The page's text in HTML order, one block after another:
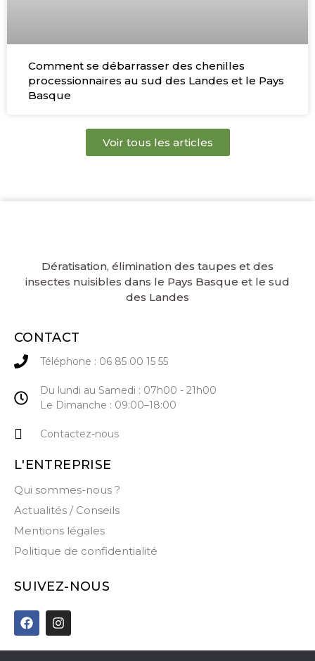
Comment se débarrasser des chenilles
processionnaires au sud des Landes et le Pays
Basque
Voir tous les articles
Dératisation, élimination des taupes et des
insectes nuisibles dans le Pays Basque et le sud
des Landes
CONTACT
Téléphone : 06 85 00 15 55
Du lundi au Samedi : 07h00 - 21h00
Le Dimanche : 09:00–18:00
Contactez-nous
L'ENTREPRISE
Qui sommes-nous ?
Actualités / Conseils
Mentions légales
Politique de confidentialité
SUIVEZ-NOUS